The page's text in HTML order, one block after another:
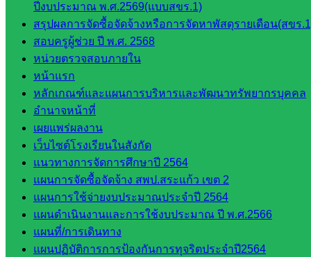
ปีงบประมาณ พ.ศ.2569(แบบสขร.1)
สรุปผลการจัดซื้อจัดจ้างหรือการจัดหาพัสดุรายเดือน(สขร
สอบครูผู้ช่วย ปี พ.ศ. 2568
หน่วยตรวจสอบภายใน
หน้าแรก
หลักเกณฑ์และแผนการบริหารและพัฒนาทรัพยากรบุคคล
อำนาจหน้าที่
เผยแพร่ผลงาน
เว็บไซต์โรงเรียนในสังกัด
แนวทางการจัดการศึกษาปี 2564
แผนการจัดซื้อจัดจ้าง สพป.สระแก้ว เขต 2
แผนการใช้จ่ายงบประมาณประจำปี 2564
แผนดำเนินงานและการใช้งบประมาณ ปี พ.ศ.2566
แผนที่/การเดินทาง
แผนปฏิบัติการการป้องกันการทุจริตประจำปี2564
กลุ่มนิ
เทศ
ติดตาม
และประ
เมินผลฯ
::: ©2021 sakarea2.go.th. All rights reserved. Design By SK2 ICT
TEAM :::
สอบถามได้นะคะ
Line